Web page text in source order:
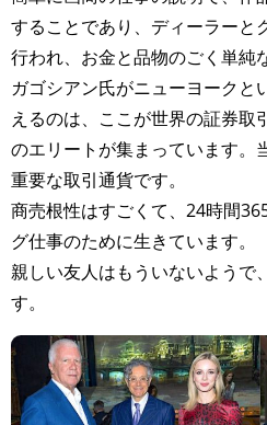
することであり、ディーラーと
行われ、お金と品物のごく単純
ガゴシアン氏がニューヨークと
えるのは、ここが世界の証券取
のエリートが集まっています。
重要な取引通貨です。
商売根性はすごくて、24時間
グ仕事のために生きています。
親しい友人はもういないようで
す。